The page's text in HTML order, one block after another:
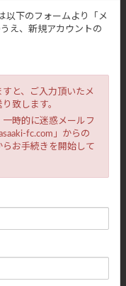
以下のフォームより「メ
え、新規アカウントの
と、ご入力頂いたメ
致します。
時的に迷惑メールフ
fc.com」からの
お手続きを開始して